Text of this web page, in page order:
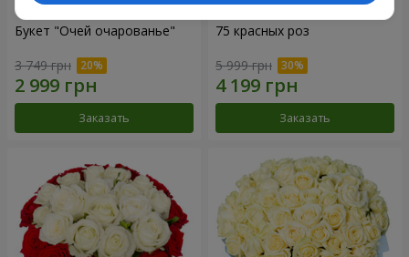
Букет "Очей очарованье"
3 749 грн
Заказать
75 красных роз
5 999 грн
Заказать